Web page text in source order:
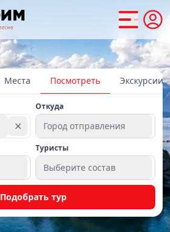
Места Посмотреть Экскурсии
✕
Откуда
Город отправления
Туристы
Выберите состав
Подобрать тур